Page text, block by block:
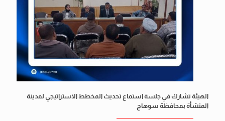
الهيئة تشارك في جلسة استماع تحديث المخطط الاستراتيجي لمدينة
المنشأة بمحافظة سوهاج